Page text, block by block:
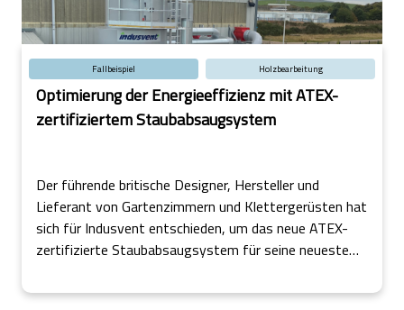
Fallbeispiel Holzbearbeitung
Optimierung der Energieeffizienz mit ATEX-
zertifiziertem Staubabsaugsystem
Der führende britische Designer, Hersteller und
Lieferant von Gartenzimmern und Klettergerüsten hat
sich für Indusvent entschieden, um das neue ATEX-
zertifizierte Staubabsaugsystem für seine neueste
und zu installieren